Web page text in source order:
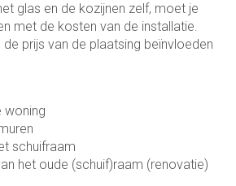
glas en de kozijnen zelf, moet je
met de kosten van de installatie.
prijs van de plaatsing beïnvloeden
woning
schuifraam
het oude (schuif)raam (renovatie)